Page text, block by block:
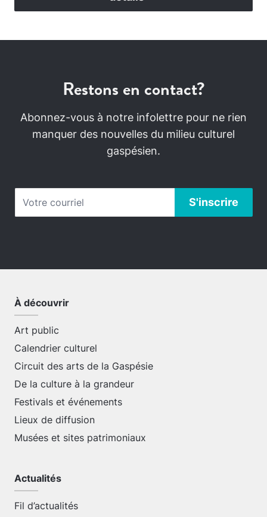
Restons en contact?
Abonnez-vous à notre infolettre pour ne rien
manquer des nouvelles du milieu culturel
gaspésien.
À découvrir
Art public
Calendrier culturel
Circuit des arts de la Gaspésie
De la culture à la grandeur
Festivals et événements
Lieux de diffusion
Musées et sites patrimoniaux
Actualités
Fil d’actualités